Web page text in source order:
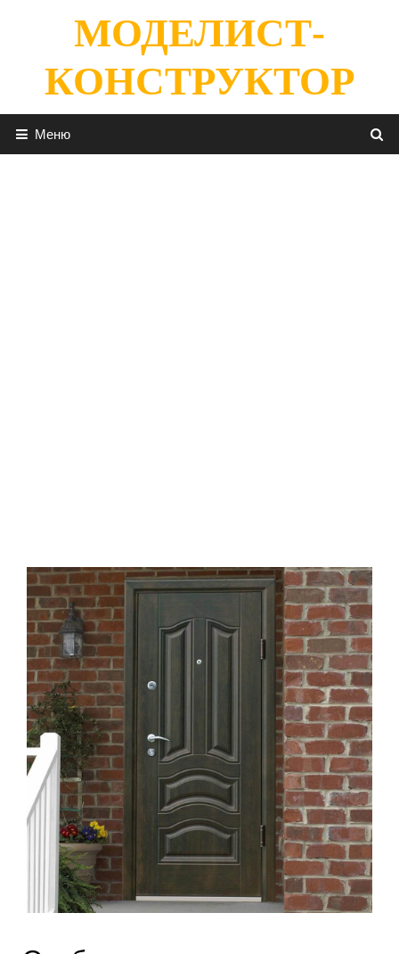
содержимомуМОДЕЛИСТ-
КОНСТРУКТОР
Меню